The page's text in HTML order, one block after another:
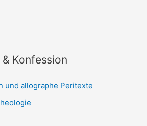
& Konfession
und allographe Peritexte